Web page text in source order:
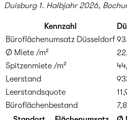
Duisburg 1. Halbjahr 2026,
Kennzahl
Büroflächenumsatz Düsseldorf
Ø Miete /m²
Spitzenmiete /m²
Leerstand
Leerstandsquote
Büroflächenbestand